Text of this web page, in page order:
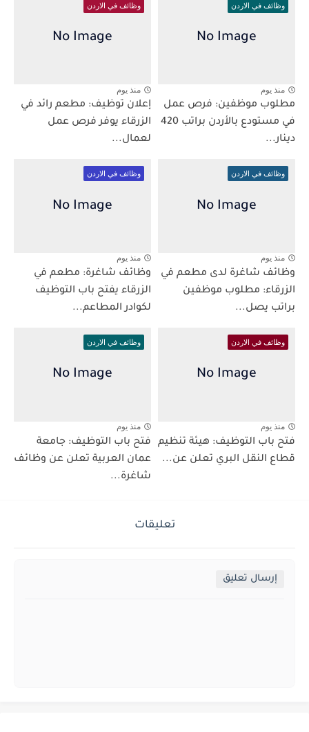
وظائف في الاردن
منذ يوم
مطلوب موظفين: فرص عمل
في مستودع بالأردن براتب 420
دينار...
وظائف في الاردن
منذ يوم
إعلان توظيف: مطعم رائد في
الزرقاء يوفر فرص عمل
لعمال...
وظائف في الاردن
منذ يوم
وظائف شاغرة لدى مطعم في
الزرقاء: مطلوب موظفين
براتب يصل...
وظائف في الاردن
منذ يوم
وظائف شاغرة: مطعم في
الزرقاء يفتح باب التوظيف
لكوادر المطاعم...
وظائف في الاردن
منذ يوم
فتح باب التوظيف: هيئة تنظيم
قطاع النقل البري تعلن عن...
وظائف في الاردن
منذ يوم
فتح باب التوظيف: جامعة
عمان العربية تعلن عن وظائف
شاغرة...
تعليقات
إرسال تعليق